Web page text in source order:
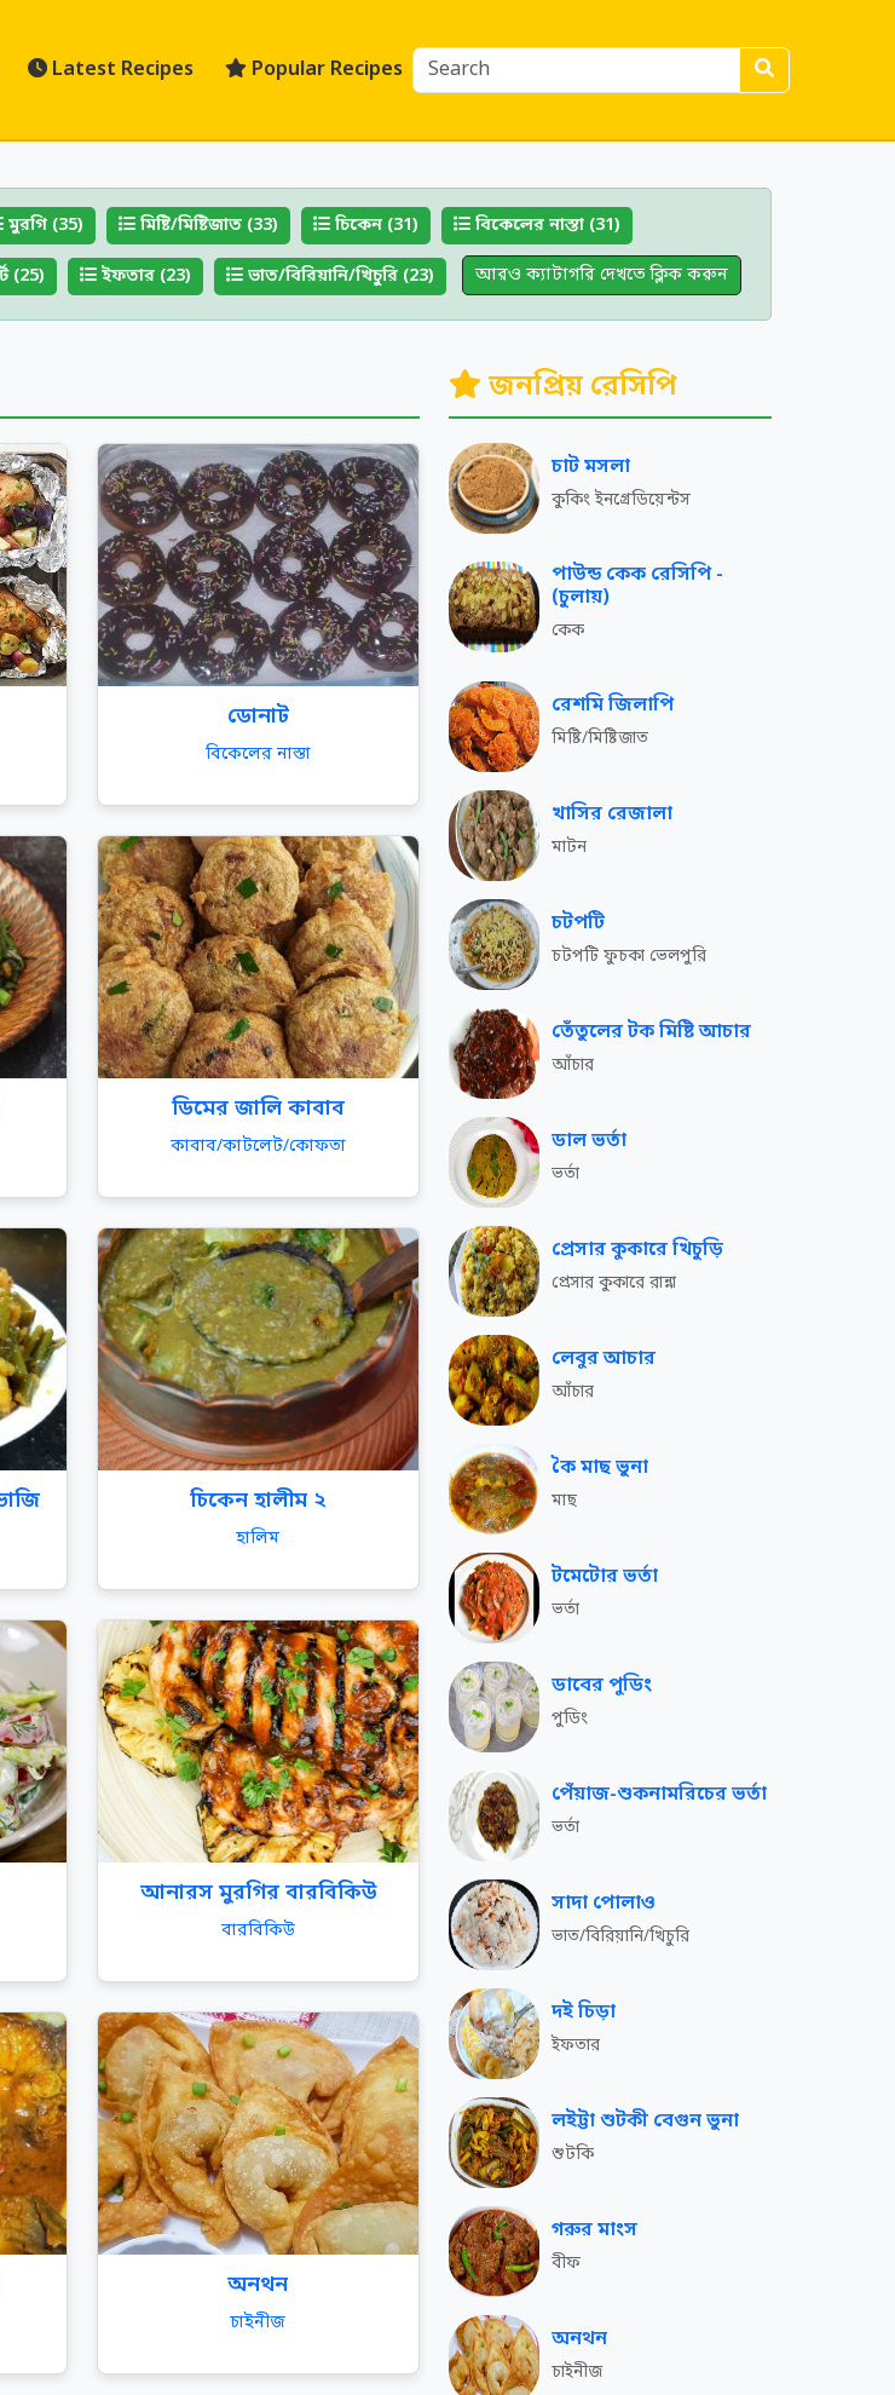
Latest Recipes Popular Recipes
মুরগি (35) মিষ্টি/মিষ্টিজাত (33) চিকেন (31) বিকেলের নাস্তা (31)
(25) ইফতার (23) ভাত/বিরিয়ানি/খিচুরি (23) আরও ক্যাটাগরি দেখতে ক্লিক করুন
ডোনাট
বিকেলের নাস্তা
ডিমের জালি কাবাব
কাবাব/কাটলেট/কোফতা
চিকেন হালীম ২
হালিম
আনারস মুরগির বারবিকিউ
বারবিকিউ
অনথন
চাইনীজ
জনপ্রিয় রেসিপি
চাট মসলা
কুকিং ইনগ্রেডিয়েন্টস
পাউন্ড কেক রেসিপি -
(চুলায়)
কেক
রেশমি জিলাপি
মিষ্টি/মিষ্টিজাত
খাসির রেজালা
মাটন
চটপটি
চটপটি ফুচকা ভেলপুরি
তেঁতুলের টক মিষ্টি আচার
আঁচার
ডাল ভর্তা
ভর্তা
প্রেসার কুকারে খিচুড়ি
প্রেসার কুকারে রান্না
লেবুর আচার
আঁচার
কৈ মাছ ভুনা
মাছ
টমেটোর ভর্তা
ভর্তা
ডাবের পুডিং
পুডিং
পেঁয়াজ-শুকনামরিচের ভর্তা
ভর্তা
সাদা পোলাও
ভাত/বিরিয়ানি/খিচুরি
দই চিড়া
ইফতার
লইট্টা শুটকী বেগুন ভুনা
শুটকি
গরুর মাংস
বীফ
অনথন
চাইনীজ